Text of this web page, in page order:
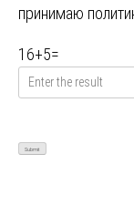
принимаю
16+5=